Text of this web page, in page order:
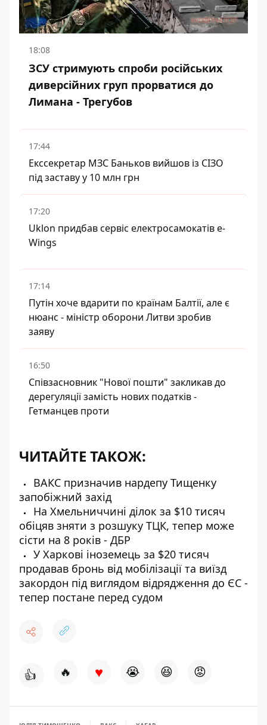
18:08
ЗСУ стримують спроби російських
диверсійних груп прорватися до
Лимана - Трегубов
17:44
Екссекретар МЗС Баньков вийшов із СІЗО
під заставу у 10 млн грн
17:20
Uklon придбав сервіс електросамокатів e-
Wings
17:14
Путін хоче вдарити по країнам Балтії, але є
нюанс - міністр оборони Литви зробив
заяву
16:50
Співзасновник "Нової пошти" закликав до
дерегуляції замість нових податків -
Гетманцев проти
ЧИТАЙТЕ ТАКОЖ:
ВАКС призначив нардепу Тищенку
запобіжний захід
На Хмельниччині ділок за $10 тисяч
обіцяв зняти з розшуку ТЦК, тепер може
сісти на 8 років - ДБР
У Харкові іноземець за $20 тисяч
продавав бронь від мобілізації та виїзд
закордон під виглядом відрядження до ЄС -
тепер постане перед судом
👍 🔥 ♥ 😭 😆 😡